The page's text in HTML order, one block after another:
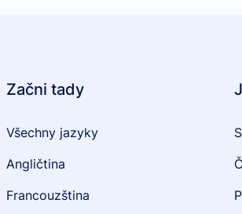
Začni tady
Všechny jazyky
Angličtina
Francouzština